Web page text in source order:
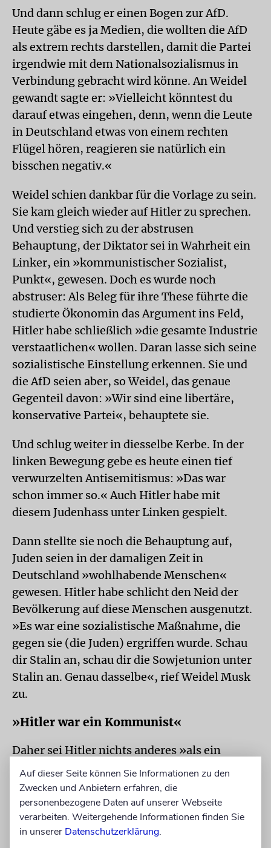
Und dann schlug er einen Bogen zur AfD.
Heute gäbe es ja Medien, die wollten die AfD
als extrem rechts darstellen, damit die Partei
irgendwie mit dem Nationalsozialismus in
Verbindung gebracht wird könne. An Weidel
gewandt sagte er: »Vielleicht könntest du
darauf etwas eingehen, denn, wenn die Leute
in Deutschland etwas von einem rechten
Flügel hören, reagieren sie natürlich ein
bisschen negativ.«
Weidel schien dankbar für die Vorlage zu sein.
Sie kam gleich wieder auf Hitler zu sprechen.
Und verstieg sich zu der abstrusen
Behauptung, der Diktator sei in Wahrheit ein
Linker, ein »kommunistischer Sozialist,
Punkt«, gewesen. Doch es wurde noch
abstruser: Als Beleg für ihre These führte die
studierte Ökonomin das Argument ins Feld,
Hitler habe schließlich »die gesamte Industrie
verstaatlichen« wollen. Daran lasse sich seine
sozialistische Einstellung erkennen. Sie und
die AfD seien aber, so Weidel, das genaue
Gegenteil davon: »Wir sind eine libertäre,
konservative Partei«, behauptete sie.
Und schlug weiter in diesselbe Kerbe. In der
linken Bewegung gebe es heute einen tief
verwurzelten Antisemitismus: »Das war
schon immer so.« Auch Hitler habe mit
diesem Judenhass unter Linken gespielt.
Dann stellte sie noch die Behauptung auf,
Juden seien in der damaligen Zeit in
Deutschland »wohlhabende Menschen«
gewesen. Hitler habe schlicht den Neid der
Bevölkerung auf diese Menschen ausgenutzt.
»Es war eine sozialistische Maßnahme, die
gegen sie (die Juden) ergriffen wurde. Schau
dir Stalin an, schau dir die Sowjetunion unter
Stalin an. Genau dasselbe«, rief Weidel Musk
zu.
»Hitler war ein Kommunist«
Daher sei Hitler nichts anderes »als ein
antisemitischer Sozialist« gewesen. »Und wir
sind genau das Gegenteil. Wir sind eine
libertäre konservative Partei. Wir werden die
ganze Zeit über fälschlicherweise in eine
Schublade gesteckt«, beendete sie ihren
Auf dieser Seite können Sie Informationen zu den
Zwecken und Anbietern erfahren, die
personenbezogene Daten auf unserer Webseite
verarbeiten. Weitergehende Informationen finden Sie
in unserer Datenschutzerklärung.